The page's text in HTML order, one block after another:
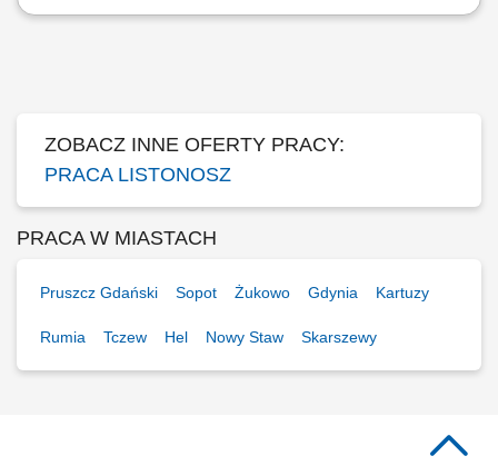
Sortowanie i przygotowywanie przesyłek oraz korespondencji do
ZOBACZ INNE OFERTY PRACY:
PRACA LISTONOSZ
PRACA W MIASTACH
Pruszcz Gdański Sopot Żukowo Gdynia Kartuzy
Rumia Tczew Hel Nowy Staw Skarszewy